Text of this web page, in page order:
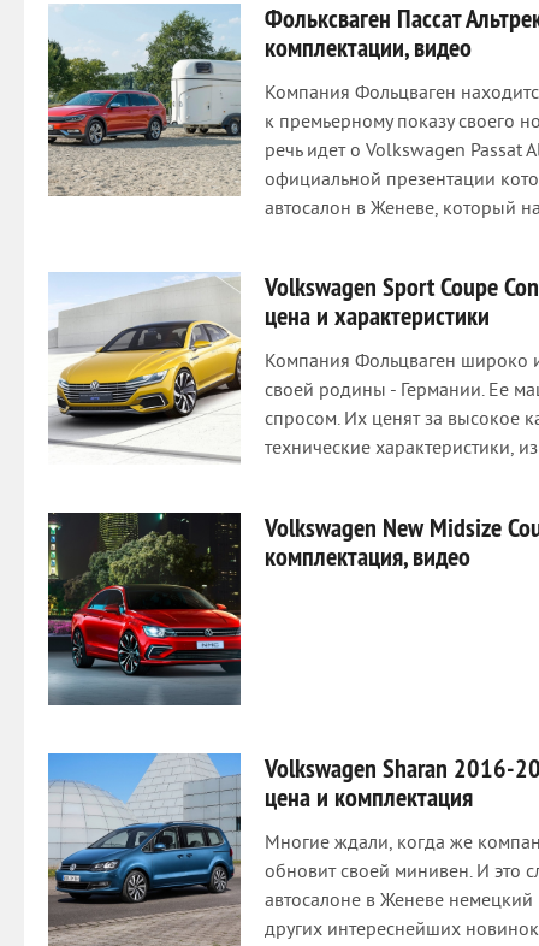
Фольксваген Пассат
комплектации, видео
Компания Фольцваген
к премьерному показу своего
речь идет о Volkswagen Passat
официальной презентации
автосалон в Женеве, который
Volkswagen Sport Coupe
цена и характеристики
Компания Фольцваген широко
своей родины - Германии. Ее
спросом. Их ценят за высокое
технические характеристики,
Volkswagen New Midsize
комплектация, видео
Volkswagen Sharan 2016-
цена и комплектация
Многие ждали, когда же
обновит своей минивен. И это
автосалоне в Женеве
других интереснейших